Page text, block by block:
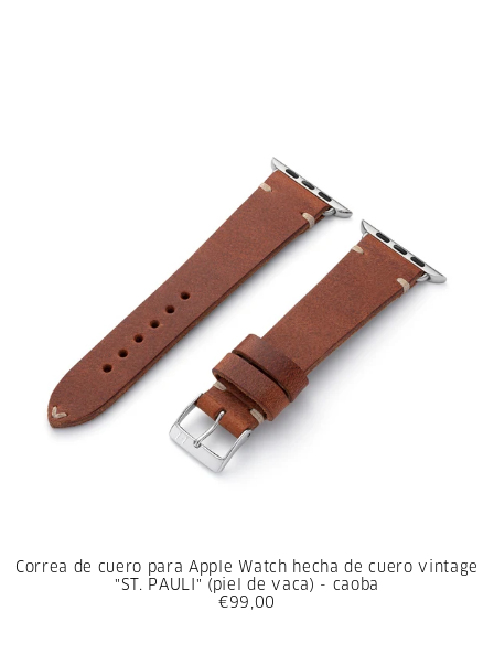
Correa de cuero para Apple Watch hecha de cuero vintage
"ST. PAULI" (piel de vaca) - caoba
€99,00